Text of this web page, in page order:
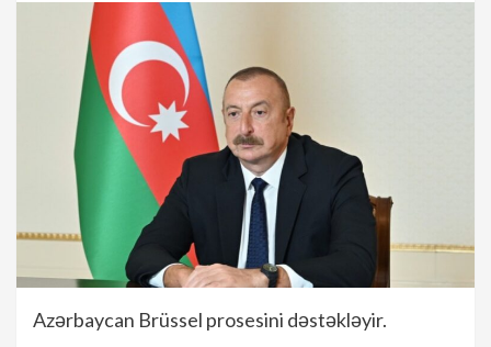
Azərbaycan Brüssel prosesini dəstəkləyir.